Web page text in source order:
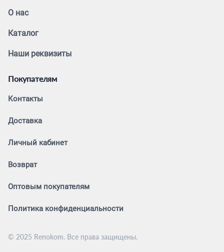
О нас
Каталог
Наши реквизиты
Покупателям
Контакты
Доставка
Личный кабинет
Возврат
Оптовым покупателям
Политика конфиденциальности
© 2025 Renokom. Все права защищены.